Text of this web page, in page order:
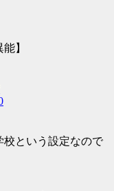
】
校という設定なので